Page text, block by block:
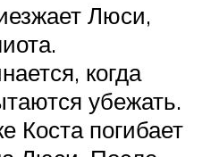
Люси,
когда
убежать.
Коста погибает